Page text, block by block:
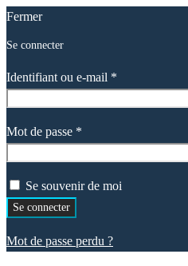
Fermer
Se connecter
Identifiant ou e-mail *
Mot de passe *
Se souvenir de moi
Se connecter
Mot de passe perdu ?